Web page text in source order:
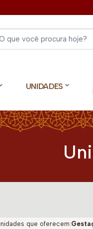
UNIDADES
que oferecem: